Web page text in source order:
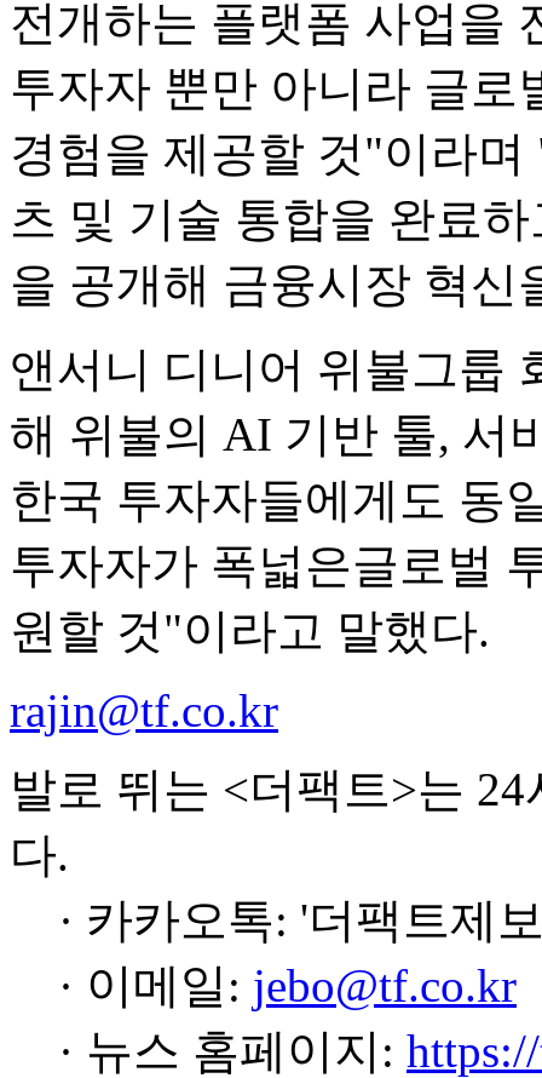
전개하는 플랫폼 사업을
투자자 뿐만 아니라 글로
경험을 제공할 것"이라며
츠 및 기술 통합을 완료
을 공개해 금융시장 혁
앤서니 디니어 위불그룹
해 위불의 AI 기반 툴, 서
한국 투자자들에게도 동
투자자가 폭넓은글로벌
원할 것"이라고 말했다.
rajin@tf.co.kr
발로 뛰는 <더팩트>는
다.
· 카카오톡: '더팩트제
· 이메일: jebo@tf.co.kr
· 뉴스 홈페이지: